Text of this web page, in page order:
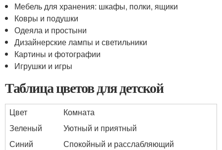
Мебель для хранения: шкафы, полки, ящики
Ковры и подушки
Одеяла и простыни
Дизайнерские лампы и светильники
Картины и фотографии
Игрушки и игры
Таблица цветов для детской
Цвет
Комната
Зеленый
Уютный и приятный
Синий
Спокойный и расслабляющий